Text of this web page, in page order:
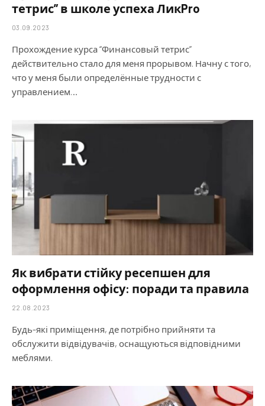
тетрис” в школе успеха ЛикPro
03.09.2023
Прохождение курса “Финансовый тетрис”
действительно стало для меня прорывом. Начну с того,
что у меня были определённые трудности с
управлением…
Як вибрати стійку ресепшен для
оформлення офісу: поради та правила
22.08.2023
Будь-які приміщення, де потрібно прийняти та
обслужити відвідувачів, оснащуються відповідними
меблями.